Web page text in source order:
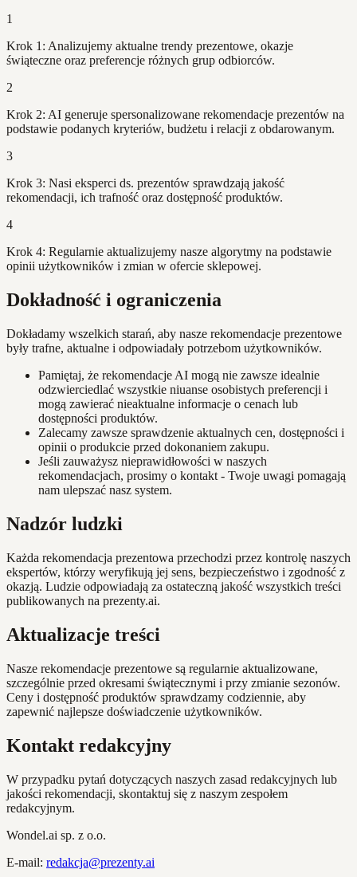
1
Krok 1: Analizujemy aktualne trendy prezentowe, okazje
świąteczne oraz preferencje różnych grup odbiorców.
2
Krok 2: AI generuje spersonalizowane rekomendacje prezentów na
podstawie podanych kryteriów, budżetu i relacji z obdarowanym.
3
Krok 3: Nasi eksperci ds. prezentów sprawdzają jakość
rekomendacji, ich trafność oraz dostępność produktów.
4
Krok 4: Regularnie aktualizujemy nasze algorytmy na podstawie
opinii użytkowników i zmian w ofercie sklepowej.
Dokładność i ograniczenia
Dokładamy wszelkich starań, aby nasze rekomendacje prezentowe
były trafne, aktualne i odpowiadały potrzebom użytkowników.
Pamiętaj, że rekomendacje AI mogą nie zawsze idealnie
odzwierciedlać wszystkie niuanse osobistych preferencji i
mogą zawierać nieaktualne informacje o cenach lub
dostępności produktów.
Zalecamy zawsze sprawdzenie aktualnych cen, dostępności i
opinii o produkcie przed dokonaniem zakupu.
Jeśli zauważysz nieprawidłowości w naszych
rekomendacjach, prosimy o kontakt - Twoje uwagi pomagają
nam ulepszać nasz system.
Nadzór ludzki
Każda rekomendacja prezentowa przechodzi przez kontrolę naszych
ekspertów, którzy weryfikują jej sens, bezpieczeństwo i zgodność z
okazją. Ludzie odpowiadają za ostateczną jakość wszystkich treści
publikowanych na prezenty.ai.
Aktualizacje treści
Nasze rekomendacje prezentowe są regularnie aktualizowane,
szczególnie przed okresami świątecznymi i przy zmianie sezonów.
Ceny i dostępność produktów sprawdzamy codziennie, aby
zapewnić najlepsze doświadczenie użytkowników.
Kontakt redakcyjny
W przypadku pytań dotyczących naszych zasad redakcyjnych lub
jakości rekomendacji, skontaktuj się z naszym zespołem
redakcyjnym.
Wondel.ai sp. z o.o.
E-mail: redakcja@prezenty.ai